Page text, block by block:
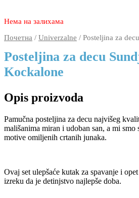
Нема на залихама
Почетна / Univerzalne / Posteljina za
Posteljina za decu
Kockalone
Opis proizvoda
Pamučna posteljina za decu najvišeg
mališanima miran i udoban san, a mi smo
motive omiljenih crtanih junaka.
Ovaj set ulepšaće kutak za spavanje i
izreku da je detinjstvo najlepše doba.